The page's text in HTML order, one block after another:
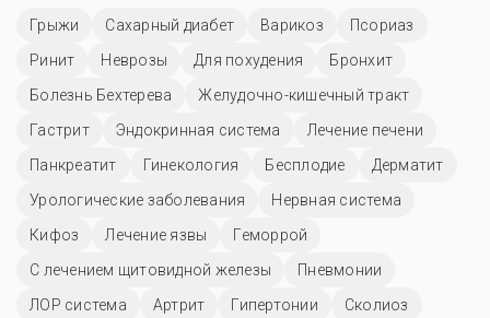
Грыжи Сахарный диабет Варикоз
Псориаз
Ринит
Неврозы Для похудения
Бронхит
Болезнь Бехтерева
Желудочно-кишечный тракт
Гастрит
Эндокринная система
Лечение печени
Панкреатит
Гинекология Бесплодие
Дерматит
Урологические заболевания
Нервная система
Кифоз
Лечение язвы
Геморрой
С лечением щитовидной железы
Пневмонии
ЛОР система
Артрит Гипертонии Сколиоз